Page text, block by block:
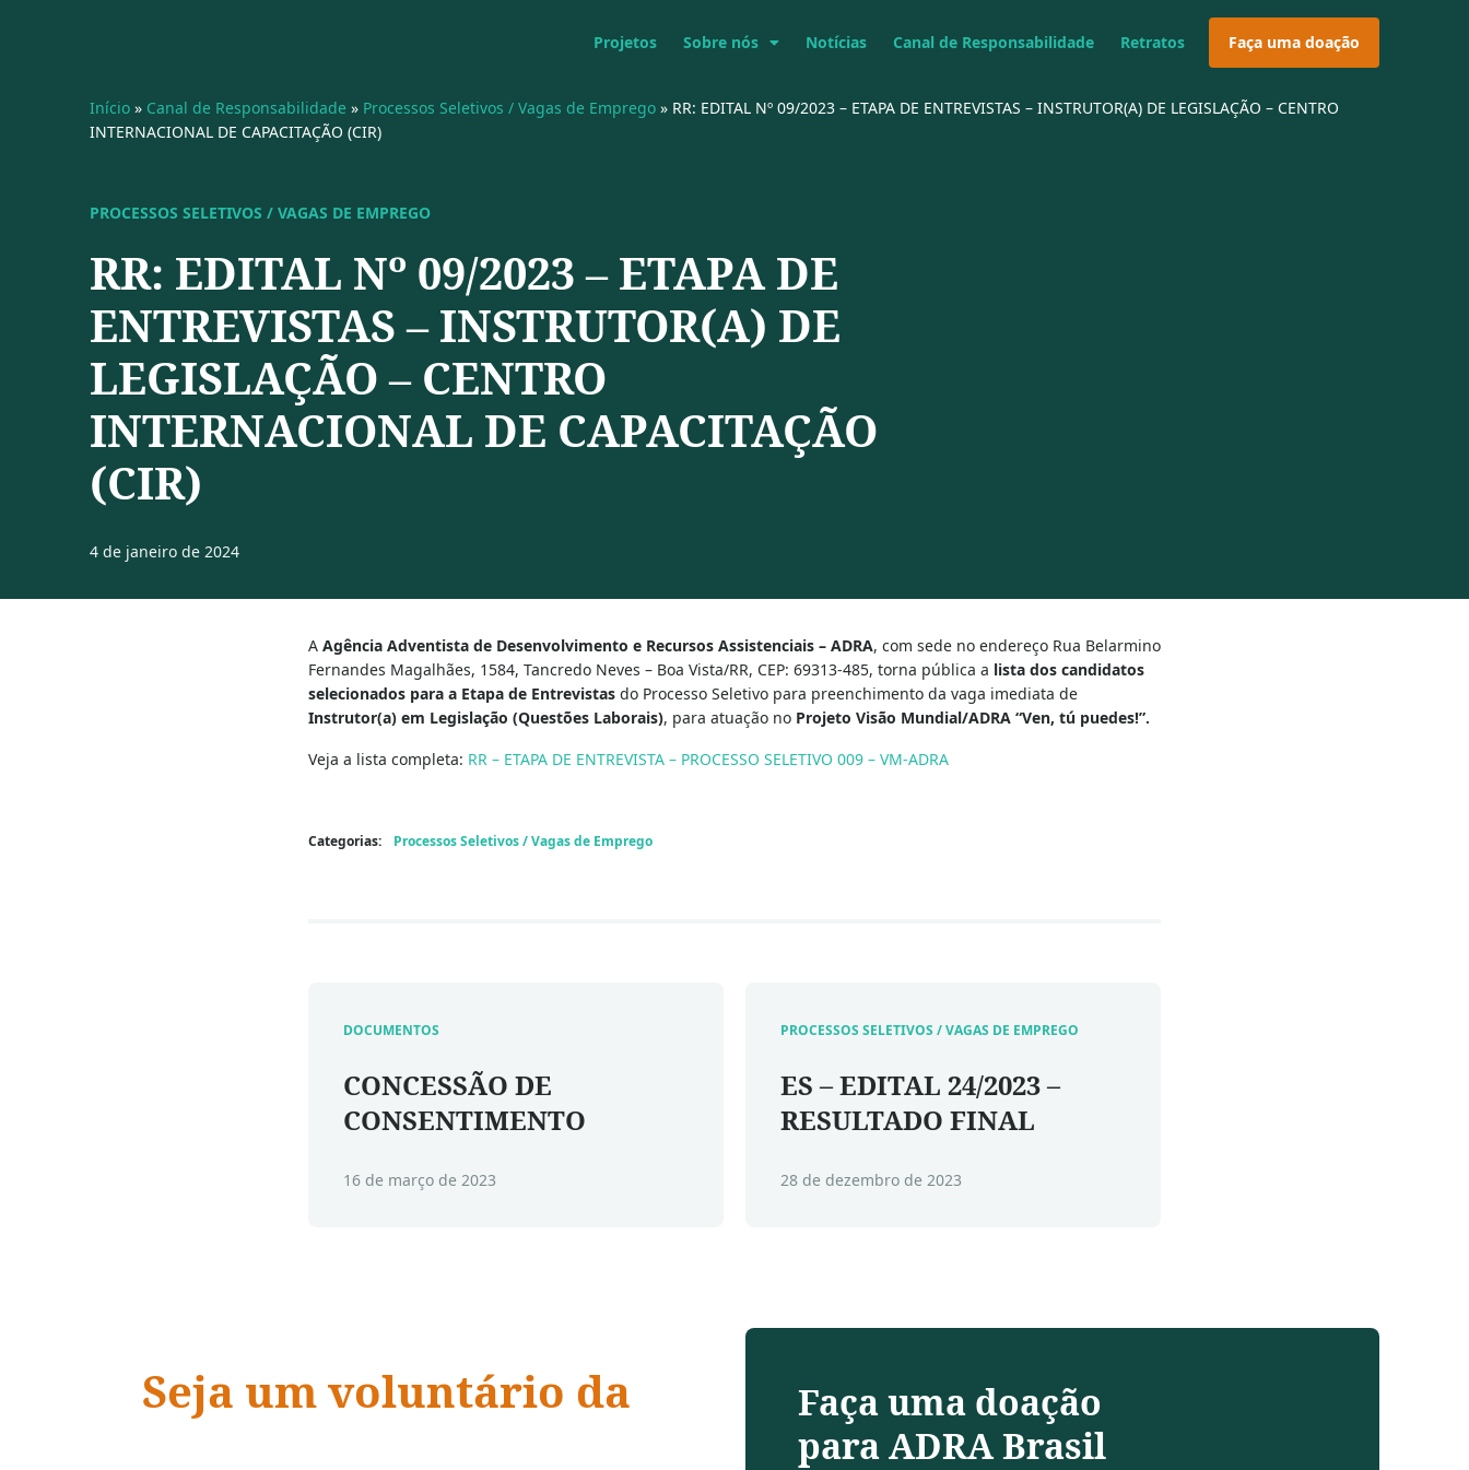
Projetos Sobre nós Notícias Canal de Responsabilidade Retratos Faça uma doação
Início » Canal de Responsabilidade » Processos Seletivos / Vagas de Emprego » RR: EDITAL Nº 09/2023 – ETAPA DE ENTREVISTAS – INSTRUTOR(A) DE LEGISLAÇÃO – CENTRO
INTERNACIONAL DE CAPACITAÇÃO (CIR)
PROCESSOS SELETIVOS / VAGAS DE EMPREGO
RR: EDITAL Nº 09/2023 – ETAPA DE
ENTREVISTAS – INSTRUTOR(A) DE
LEGISLAÇÃO – CENTRO
INTERNACIONAL DE CAPACITAÇÃO
(CIR)
4 de janeiro de 2024
A Agência Adventista de Desenvolvimento e Recursos Assistenciais – ADRA, com sede no endereço Rua Belarmino
Fernandes Magalhães, 1584, Tancredo Neves – Boa Vista/RR, CEP: 69313-485, torna pública a lista dos candidatos
selecionados para a Etapa de Entrevistas do Processo Seletivo para preenchimento da vaga imediata de
Instrutor(a) em Legislação (Questões Laborais), para atuação no Projeto Visão Mundial/ADRA “Ven, tú puedes!”.
Veja a lista completa: RR – ETAPA DE ENTREVISTA – PROCESSO SELETIVO 009 – VM-ADRA
Categorias: Processos Seletivos / Vagas de Emprego
DOCUMENTOS
CONCESSÃO DE
CONSENTIMENTO
16 de março de 2023
PROCESSOS SELETIVOS / VAGAS DE EMPREGO
ES – EDITAL 24/2023 –
RESULTADO FINAL
28 de dezembro de 2023
Seja um voluntário da
Faça uma doação
para ADRA Brasil